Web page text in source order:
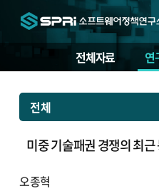
전체자료 연
전체
미중 기술패권 경쟁의 최근
오종혁